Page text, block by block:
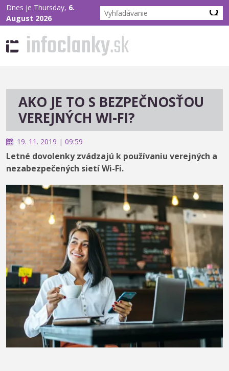
Dnes je Thursday, 6.
August 2026
AKO JE TO S BEZPEČNOSŤOU
VEREJNÝCH WI-FI?
19. 11. 2019 | 09:59
Letné dovolenky zvádzajú k používaniu verejných a
nezabezpečených sietí Wi-Fi.